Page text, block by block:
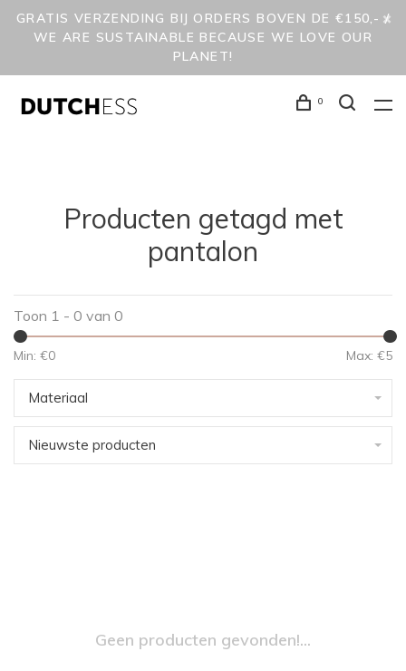
GRATIS VERZENDING BIJ ORDERS BOVEN DE €150,- /
WE ARE SUSTAINABLE BECAUSE WE LOVE OUR
PLANET!
0
Producten getagd met
pantalon
Toon 1 - 0 van 0
Min: €0 Max: €5
Materiaal
Nieuwste producten
Geen producten gevonden!...